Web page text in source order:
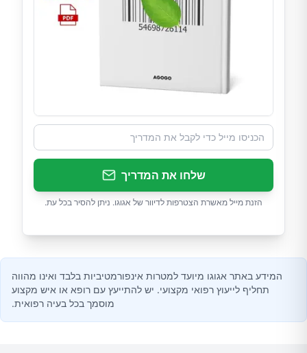
שלחו את המדריך
הזנת מייל מאשרת הצטרפות לדיוור של אגוגו. ניתן להסיר בכל עת.
המידע באתר אגוגו מיועד למטרות אינפורמטיביות בלבד ואינו מהווה
תחליף לייעוץ רפואי מקצועי. יש להתייעץ עם רופא או איש מקצוע
מוסמך בכל בעיה רפואית.